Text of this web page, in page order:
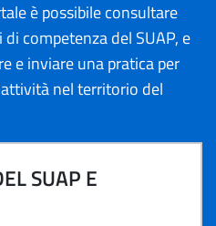
è possibile consultare
competenza del SUAP, e
e inviare una pratica per
nel territorio del
SUAP E